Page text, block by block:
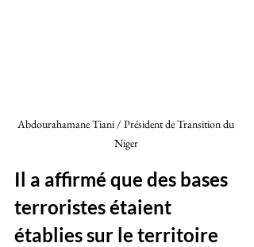
Abdourahamane Tiani / Président de Transition du
Niger
Il a affirmé que des bases
terroristes étaient
établies sur le territoire